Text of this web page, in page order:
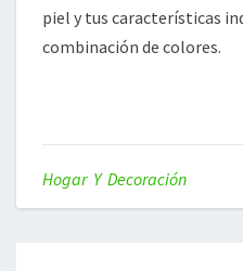
piel y tus características
combinación de colores.
Hogar Y Decoración